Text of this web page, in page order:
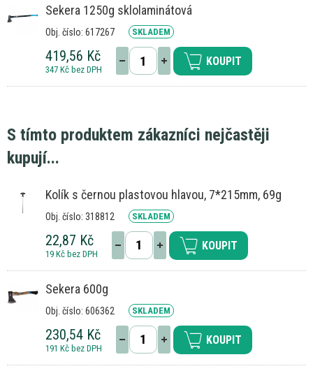
Sekera 1250g sklolaminátová
Obj. číslo: 617267 SKLADEM
419,56 Kč
347 Kč bez DPH
KOUPIT
S tímto produktem zákazníci nejčastěji
kupují...
Kolík s černou plastovou hlavou, 7*215mm, 69g
Obj. číslo: 318812 SKLADEM
22,87 Kč
19 Kč bez DPH
KOUPIT
Sekera 600g
Obj. číslo: 606362 SKLADEM
230,54 Kč
191 Kč bez DPH
KOUPIT